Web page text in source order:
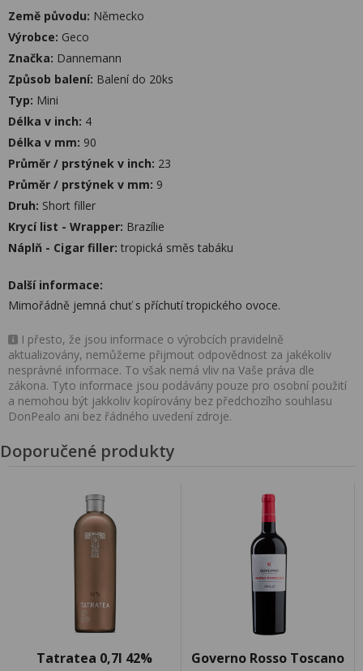
Země původu: Německo
Výrobce: Geco
Značka: Dannemann
Způsob balení: Balení do 20ks
Typ: Mini
Délka v inch: 4
Délka v mm: 90
Průměr / prstýnek v inch: 23
Průměr / prstýnek v mm: 9
Druh: Short filler
Krycí list - Wrapper: Brazílie
Náplň - Cigar filler: tropická směs tabáku
Další informace:
Mimořádně jemná chuť s příchutí tropického ovoce.
I přesto, že jsou informace o výrobcích pravidelně
aktualizovány, nemůžeme přijmout odpovědnost za jakékoliv
nesprávné informace. To však nemá vliv na Vaše práva dle
zákona. Tyto informace jsou podávány pouze pro osobní použití
a nemohou být jakkoliv kopírovány bez předchozího souhlasu
DonPealo ani bez řádného uvedení zdroje.
Doporučené produkty
Tatratea 0,7l 42%
Governo Rosso Toscano